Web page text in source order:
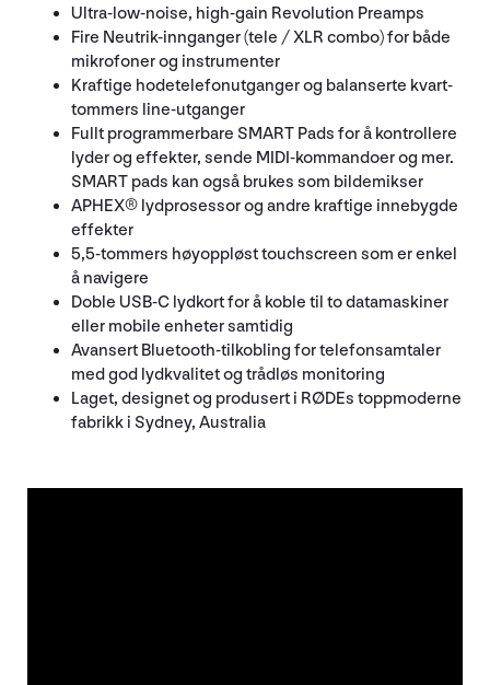
Ultra-low-noise, high-gain Revolution Preamps
Fire Neutrik-innganger (tele / XLR combo) for både
mikrofoner og instrumenter
Kraftige hodetelefonutganger og balanserte kvart-
tommers line-utganger
Fullt programmerbare SMART Pads for å kontrollere
lyder og effekter, sende MIDI-kommandoer og mer.
SMART pads kan også brukes som bildemikser
APHEX® lydprosessor og andre kraftige innebygde
effekter
5,5-tommers høyoppløst touchscreen som er enkel
å navigere
Doble USB-C lydkort for å koble til to datamaskiner
eller mobile enheter samtidig
Avansert Bluetooth-tilkobling for telefonsamtaler
med god lydkvalitet og trådløs monitoring
Laget, designet og produsert i RØDEs toppmoderne
fabrikk i Sydney, Australia